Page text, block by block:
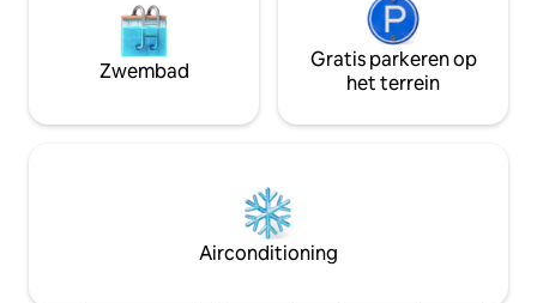
Zwembad
Gratis parkeren op
het terrein
Airconditioning